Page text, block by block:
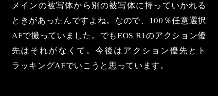
メインの被写体から別の被写体に持っていかれる
ときがあったんですよね。なので、100％任意選択
AFで撮っていました。でもEOS R1のアクション優
先はそれがなくて。今後はアクション優先とト
ラッキングAFでいこうと思っています。